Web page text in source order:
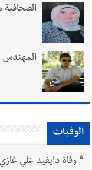
الصحافية
المهندس
الوفيات
*